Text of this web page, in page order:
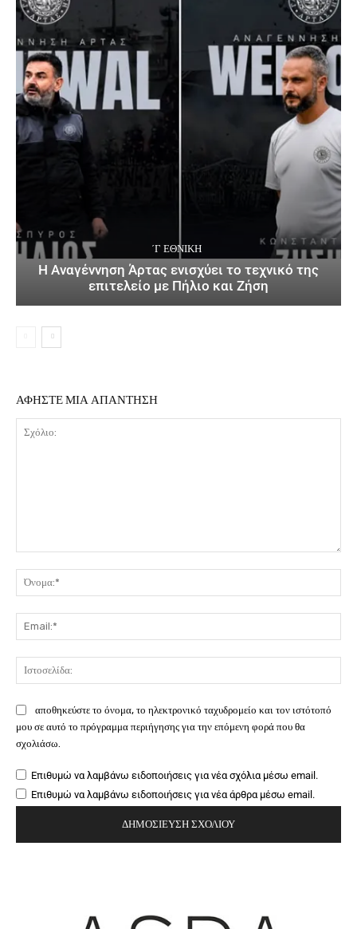
΄Γ ΕΘΝΙΚΉ
Η Αναγέννηση Άρτας ενισχύει το τεχνικό της
επιτελείο με Πήλιο και Ζήση
ΑΦΗΣΤΕ ΜΙΑ ΑΠΑΝΤΗΣΗ
αποθηκεύστε το όνομα, το ηλεκτρονικό ταχυδρομείο και τον ιστότοπό
μου σε αυτό το πρόγραμμα περιήγησης για την επόμενη φορά που θα
σχολιάσω.
Επιθυμώ να λαμβάνω ειδοποιήσεις για νέα σχόλια μέσω email.
Επιθυμώ να λαμβάνω ειδοποιήσεις για νέα άρθρα μέσω email.